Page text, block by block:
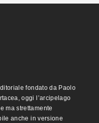
fondato da Paolo
oggi l’arcipelago
ma strettamente
anche in versione